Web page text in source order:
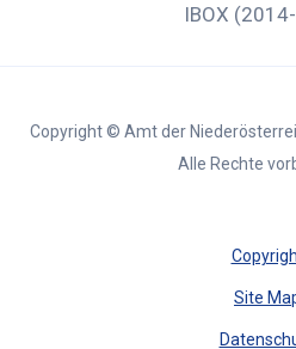
IBOX
Copyright © Amt der
Alle Rechte
Site